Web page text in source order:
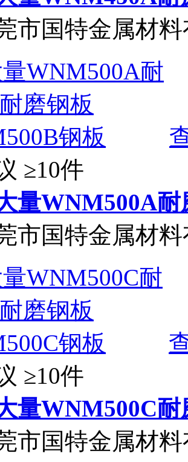
市国特金属材
≥10件
量WNM500A
市国特金属材
≥10件
量WNM500C
市国特金属材